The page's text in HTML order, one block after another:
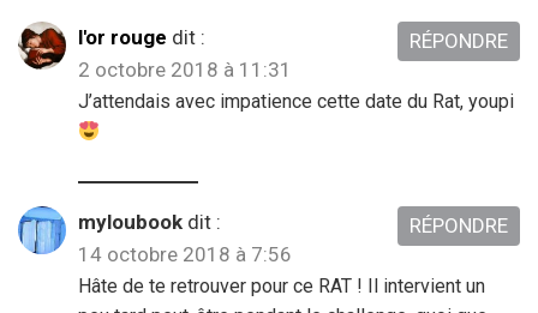
l'or rouge dit :
2 octobre 2018 à 11:31
J’attendais avec impatience cette date du Rat, youpi
RÉPONDRE
myloubook dit :
14 octobre 2018 à 7:56
Hâte de te retrouver pour ce RAT ! Il intervient un
RÉPONDRE